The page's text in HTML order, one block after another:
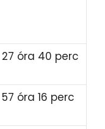
27 óra 40 perc
57 óra 16 perc